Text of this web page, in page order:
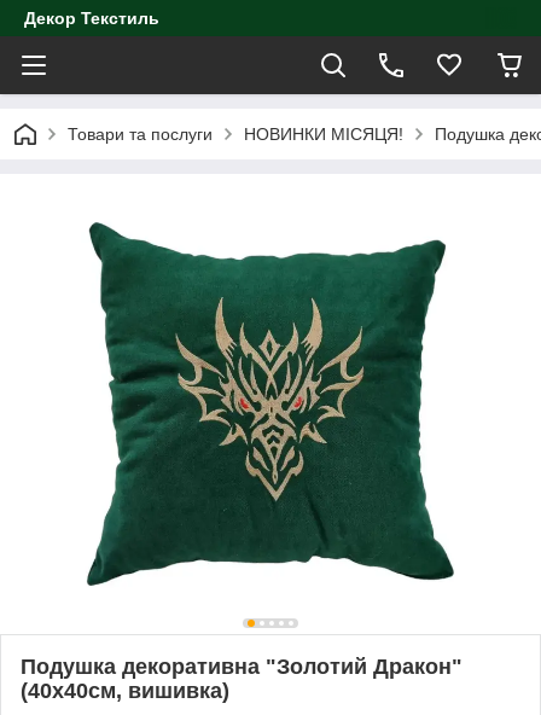
Декор Текстиль
Товари та послуги НОВИНКИ МІСЯЦЯ! Подушка
Подушка декоративна "Золотий Дракон"
(40х40см, вишивка)